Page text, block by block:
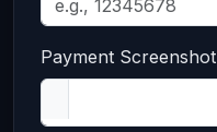
Payment Screenshot